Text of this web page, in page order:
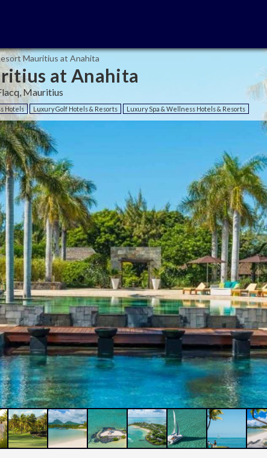
Mauritius at Anahita
at Anahita
Mauritius
Hotels Luxury Golf Hotels & Resorts Luxury Spa & Wellness Hotels & Resorts